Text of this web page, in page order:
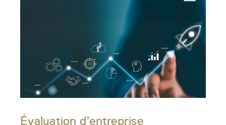
Évaluation d’entreprise